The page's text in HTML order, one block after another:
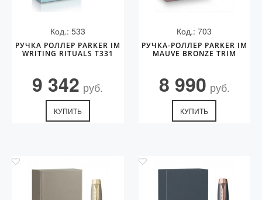
Код.: 533
РУЧКА РОЛЛЕР PARKER IM
WRITING RITUALS T331
9 342 руб.
КУПИТЬ
Код.: 703
РУЧКА-РОЛЛЕР PARKER IM
MAUVE BRONZE TRIM
8 990 руб.
КУПИТЬ